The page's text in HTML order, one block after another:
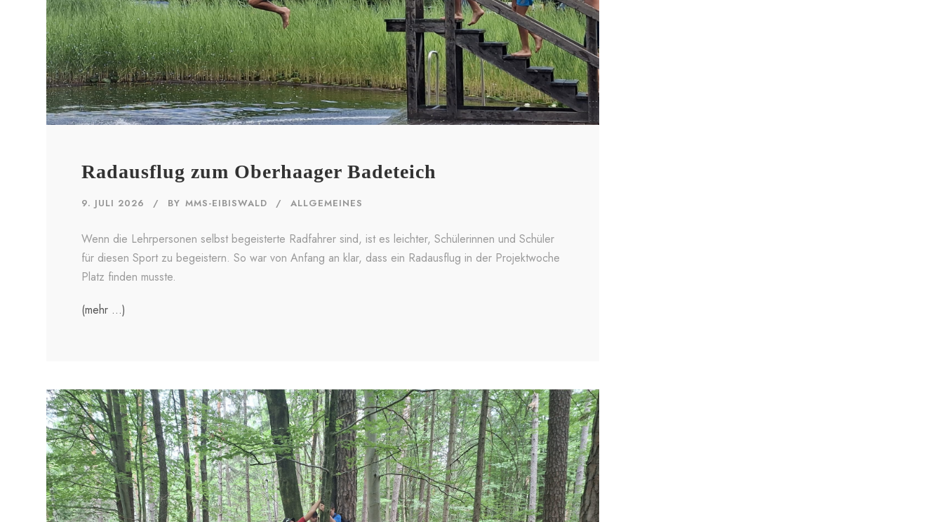
Radausflug zum Oberhaager Badeteich
9. JULI 2026 BY MMS-EIBISWALD ALLGEMEINES
Wenn die Lehrpersonen selbst begeisterte Radfahrer sind, ist es leichter, Schülerinnen und Schüler
für diesen Sport zu begeistern. So war von Anfang an klar, dass ein Radausflug in der Projektwoche
Platz finden musste.
(mehr …)